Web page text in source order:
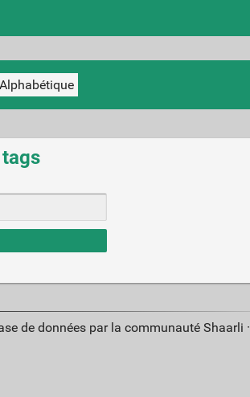
Alphabétique
characters
de données par la communauté Shaarli ·